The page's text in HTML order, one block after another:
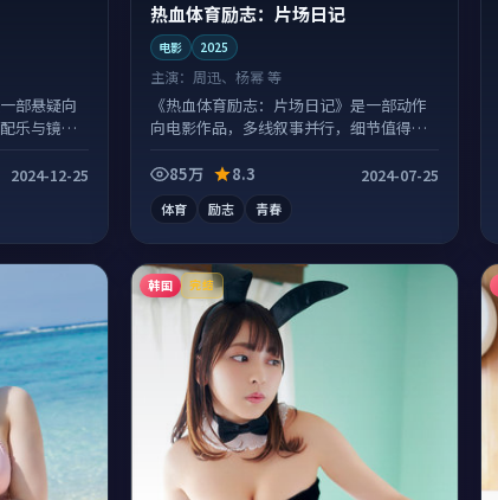
部悬疑向
乐与镜头
2024-12-25
热血体育励志：片场日记
电影 2025
主演： 周迅、杨幂 等
《热血体育励志：片场日记》是一部动作
向电影作品，多线叙事并行，细节值得二
85万
8.3 2024-07-25
体育 励志 青春
韩国 完结